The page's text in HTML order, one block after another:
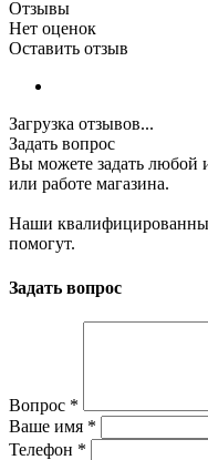
Отзывы
Нет оценок
Оставить отзыв
Загрузка отзывов...
Задать вопрос
Вы можете задать любой
или работе магазина.
Наши
помогут.
Задать вопрос
Вопрос *
Ваше имя *
Телефон *